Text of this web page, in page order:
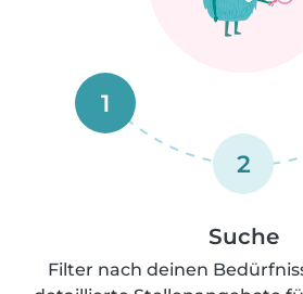
1
2
Suche
Filter nach deinen